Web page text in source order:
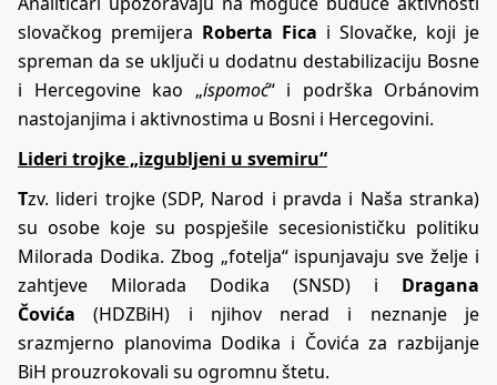
slovačkog premijera Roberta Fica i Slovačke, koji je
spreman da se uključi u dodatnu destabilizaciju Bosne
i Hercegovine kao „ispomoć“ i podrška Orbánovim
nastojanjima i aktivnostima u Bosni i Hercegovini.
Lideri trojke „izgubljeni u svemiru“
Tzv. lideri trojke (SDP, Narod i pravda i Naša stranka)
su osobe koje su pospješile secesionističku politiku
Milorada Dodika. Zbog „fotelja“ ispunjavaju sve želje i
zahtjeve Milorada Dodika (SNSD) i Dragana
Čovića(HDZBiH) i njihov nerad i neznanje je
srazmjerno planovima Dodika i Čovića za razbijanje
BiH prouzrokovali su ogromnu štetu.